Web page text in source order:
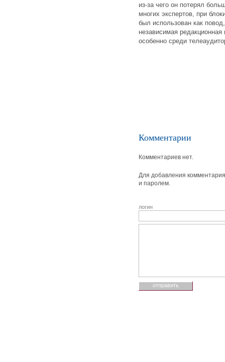
из-за чего он потерял
многих экспертов, при
был использован как
независимая
особенно среди
Комментарии
Комментариев нет.
Для добавления
и паролем.
логин